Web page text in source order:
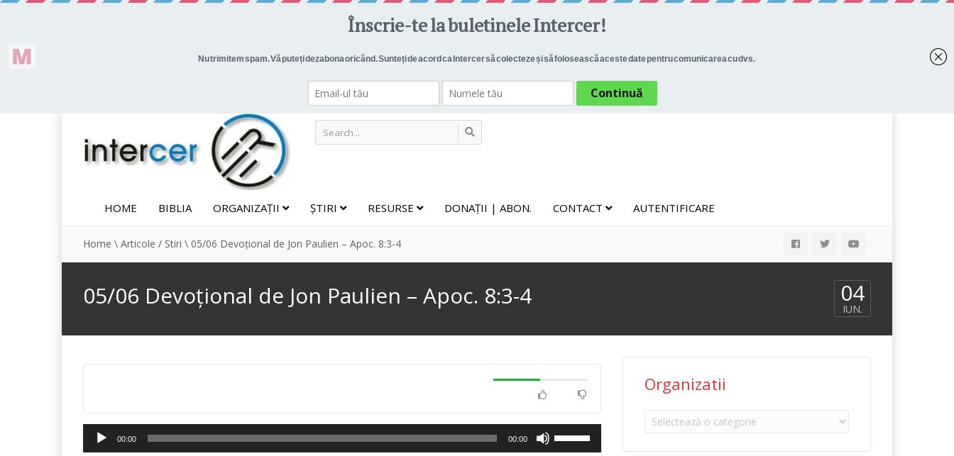
HOME BIBLIA ORGANIZAȚII ȘTIRI RESURSE DONAȚII | ABON. CONTACT AUTENTIFICARE
Home \ Articole / Stiri \ 05/06 Devoțional de Jon Paulien – Apoc. 8:3-4
05/06 Devoțional de Jon Paulien – Apoc. 8:3-4 04
IUN.
Player
audio
00:00 00:00
Organizatii
Organizatii